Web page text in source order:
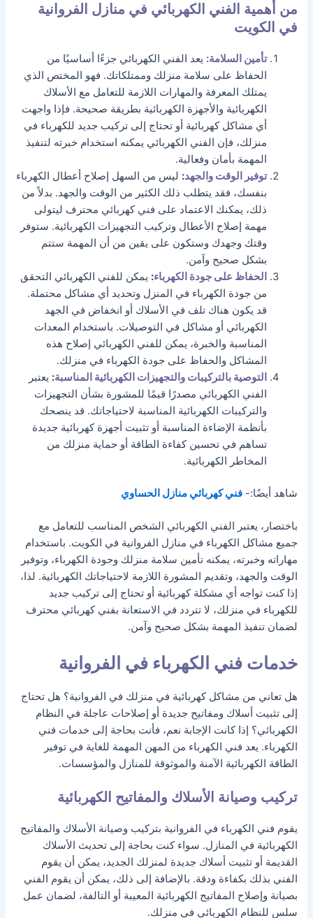
من أهمية الفني الكهربائي في منازل الفروانية
في الكويت
تأمين السلامة: يعد الفني الكهربائي جزءًا أساسيًا من
الحفاظ على سلامة منزلك وممتلكاتك. فهو المختص الذي
يمتلك المعرفة والمهارات اللازمة للتعامل مع الأسلاك
الكهربائية والأجهزة الكهربائية بطريقة صحيحة. فإذا واجهت
أي مشاكل كهربائية أو تحتاج إلى تركيب جديد للكهرباء في
منزلك، فإن الفني الكهربائي يمكنه استخدام خبرته لتنفيذ
المهمة بأمان وفعالية.
توفير الوقت والجهد: ليس من السهل إصلاح أعطال الكهرباء
بنفسك، فقد يتطلب ذلك الكثير من الوقت والجهد. بدلاً من
ذلك، يمكنك الاعتماد على فني كهربائي محترف ليتولى
مهمة إصلاح الأعطال وتركيب التجهيزات الكهربائية. ستوفر
وقتك وجهدك وستكون على يقين من أن المهمة ستتم
بشكل صحيح وآمن.
الحفاظ على جودة الكهرباء: يمكن للفني الكهربائي التحقق
من جودة الكهرباء في المنزل وتحديد أي مشاكل محتملة.
قد يكون هناك تلف في الأسلاك أو انخفاض في الجهد
الكهربائي أو مشاكل في التوصيلات. باستخدام المعدات
المناسبة والخبرة، يمكن للفني الكهربائي إصلاح هذه
المشاكل والحفاظ على جودة الكهرباء في منزلك.
التوصية بالتركيبات والتجهيزات الكهربائية المناسبة: يعتبر
الفني الكهربائي مصدرًا قيمًا للمشورة بشأن التجهيزات
والتركيبات الكهربائية المناسبة لاحتياجاتك. قد ينصحك
بأنظمة الإضاءة المناسبة أو تثبيت أجهزة كهربائية جديدة
تساهم في تحسين كفاءة الطاقة أو حماية منزلك من
المخاطر الكهربائية.
شاهد أيضًا:-فني كهربائي منازل الحساوي
باختصار، يعتبر الفني الكهربائي الشخص المناسب للتعامل مع
جميع مشاكل الكهرباء في منازل الفروانية في الكويت. باستخدام
مهاراته وخبرته، يمكنه تأمين سلامة منزلك وجودة الكهرباء، وتوفير
الوقت والجهد، وتقديم المشورة اللازمة لاحتياجاتك الكهربائية. لذا،
إذا كنت تواجه أي مشكلة كهربائية أو تحتاج إلى تركيب جديد
للكهرباء في منزلك، لا تتردد في الاستعانة بفني كهربائي محترف
لضمان تنفيذ المهمة بشكل صحيح وآمن.
خدمات فني الكهرباء في الفروانية
هل تعاني من مشاكل كهربائية في منزلك في الفروانية؟ هل تحتاج
إلى تثبيت أسلاك ومفاتيح جديدة أو إصلاحات عاجلة في النظام
الكهربائي؟ إذا كانت الإجابة نعم، فأنت بحاجة إلى خدمات فني
الكهرباء. يعد فني الكهرباء من المهن المهمة للغاية في توفير
الطاقة الكهربائية الآمنة والموثوقة للمنازل والمؤسسات.
تركيب وصيانة الأسلاك والمفاتيح الكهربائية
يقوم فني الكهرباء في الفروانية بتركيب وصيانة الأسلاك والمفاتيح
الكهربائية في المنازل. سواء كنت بحاجة إلى تحديث الأسلاك
القديمة أو تثبيت أسلاك جديدة لمنزلك الجديد، يمكن أن يقوم
الفني بذلك بكفاءة ودقة. بالإضافة إلى ذلك، يمكن أن يقوم الفني
بصيانة وإصلاح المفاتيح الكهربائية المعيبة أو التالفة، لضمان عمل
سلس للنظام الكهربائي في منزلك.